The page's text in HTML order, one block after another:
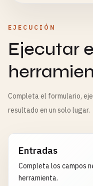
EJECUCIÓN
Ejecutar
Completa el formulario,
resultado en un solo lugar.
Entradas
Completa los campos
herramienta.